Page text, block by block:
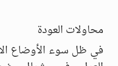
محاولات العودة
في ظل سوء الأوضاع